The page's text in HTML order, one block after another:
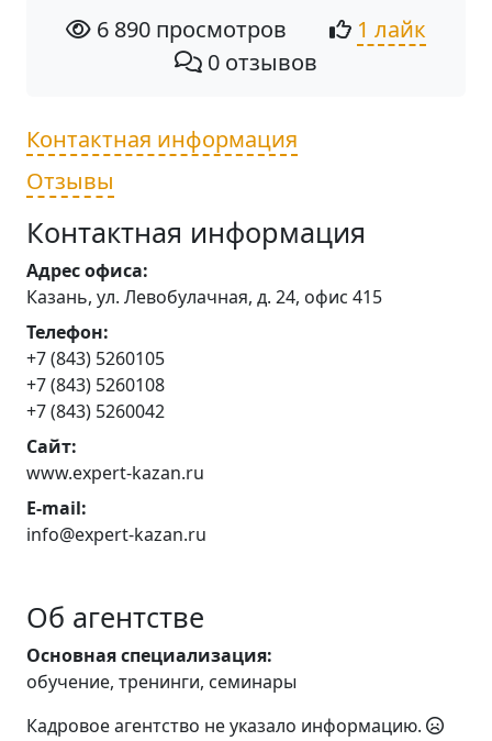
6 890 просмотров
1 лайк
0 отзывов
Контактная информация
Отзывы
Контактная информация
Адрес офиса:
Казань, ул. Левобулачная, д. 24, офис 415
Телефон:
+7 (843) 5260105
+7 (843) 5260108
+7 (843) 5260042
Сайт:
www.expert-kazan.ru
E-mail:
info@expert-kazan.ru
Об агентстве
Основная специализация:
обучение, тренинги, семинары
Кадровое агентство не указало информацию.